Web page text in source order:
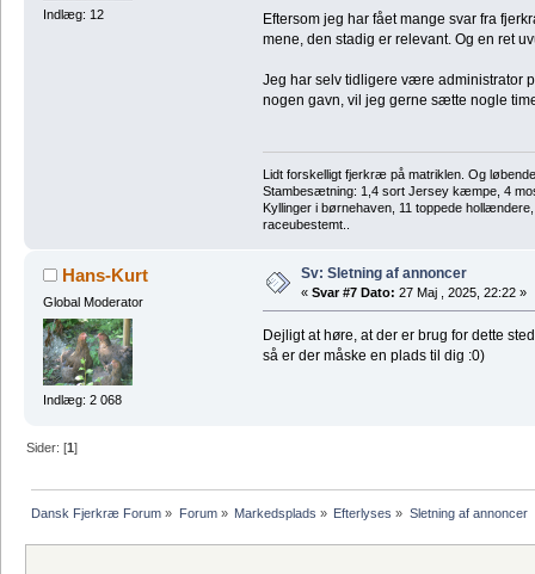
Indlæg: 12
Eftersom jeg har fået mange svar fra
mene, den stadig er relevant. Og en ret
Jeg har selv tidligere være administrator
nogen gavn, vil jeg gerne sætte nogle
Lidt forskelligt fjerkræ på matriklen. Og
Stambesætning: 1,4 sort Jersey kæmpe, 4
Kyllinger i børnehaven, 11 toppede
raceubestemt..
Hans-Kurt
Global Moderator
Indlæg: 2 068
Sv: Sletning af annoncer
« Svar #7 Dato: 27 Maj , 2025, 22:22 »
Dejligt at høre, at der er brug for dette
så er der måske en plads til dig :0)
Sider: [1]
Dansk Fjerkræ Forum » Forum» Markedsplads » Efterlyses » Sletning af annoncer